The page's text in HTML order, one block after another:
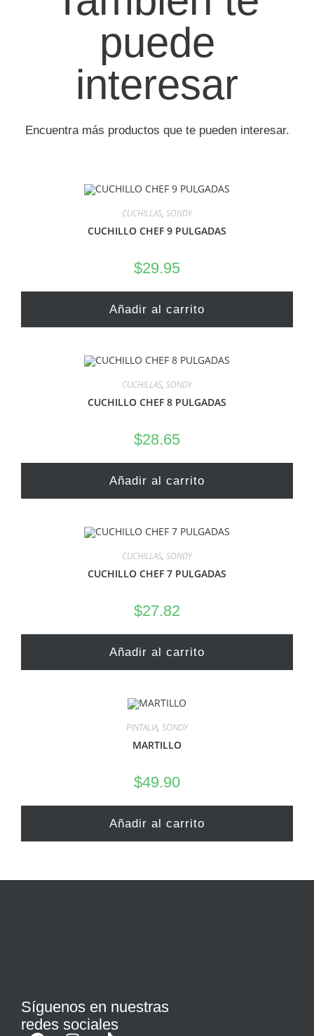
puede
interesar
Encuentra más productos que te pueden interesar.
CUCHILLAS, SONDY
CUCHILLO CHEF 9 PULGADAS
$29.95
Añadir al carrito
CUCHILLAS, SONDY
CUCHILLO CHEF 8 PULGADAS
$28.65
Añadir al carrito
CUCHILLAS, SONDY
CUCHILLO CHEF 7 PULGADAS
$27.82
Añadir al carrito
PINTALIA, SONDY
MARTILLO
$49.90
Añadir al carrito
Síguenos en nuestras
redes sociales